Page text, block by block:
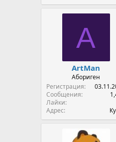
A
ArtMan
Абориген
Регистрация
Сообщения
Лайки
Адрес